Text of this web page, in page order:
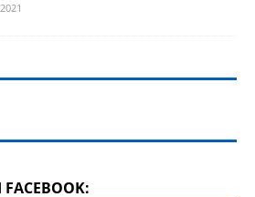
FACEBOOK: